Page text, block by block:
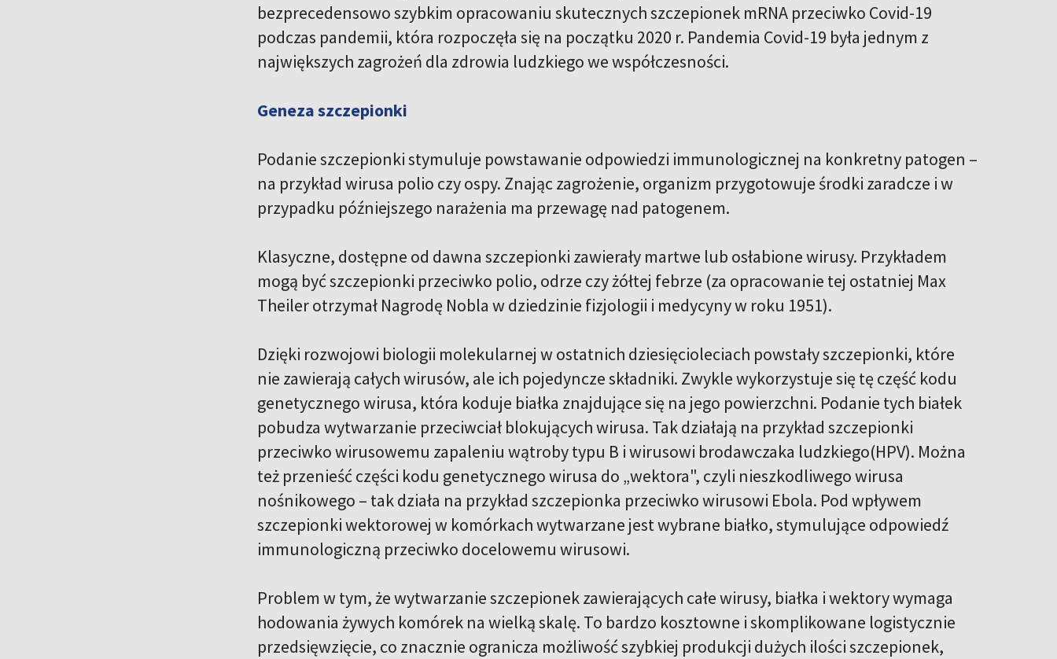
bezprecedensowo szybkim opracowaniu skutecznych szczepionek mRNA przeciwko Covid-19
podczas pandemii, która rozpoczęła się na początku 2020 r. Pandemia Covid-19 była jednym z
największych zagrożeń dla zdrowia ludzkiego we współczesności.
Geneza szczepionki
Podanie szczepionki stymuluje powstawanie odpowiedzi immunologicznej na konkretny patogen –
na przykład wirusa polio czy ospy. Znając zagrożenie, organizm przygotowuje środki zaradcze i w
przypadku późniejszego narażenia ma przewagę nad patogenem.
Klasyczne, dostępne od dawna szczepionki zawierały martwe lub osłabione wirusy. Przykładem
mogą być szczepionki przeciwko polio, odrze czy żółtej febrze (za opracowanie tej ostatniej Max
Theiler otrzymał Nagrodę Nobla w dziedzinie fizjologii i medycyny w roku 1951).
Dzięki rozwojowi biologii molekularnej w ostatnich dziesięcioleciach powstały szczepionki, które
nie zawierają całych wirusów, ale ich pojedyncze składniki. Zwykle wykorzystuje się tę część kodu
genetycznego wirusa, która koduje białka znajdujące się na jego powierzchni. Podanie tych białek
pobudza wytwarzanie przeciwciał blokujących wirusa. Tak działają na przykład szczepionki
przeciwko wirusowemu zapaleniu wątroby typu B i wirusowi brodawczaka ludzkiego(HPV). Można
też przenieść części kodu genetycznego wirusa do „wektora", czyli nieszkodliwego wirusa
nośnikowego – tak działa na przykład szczepionka przeciwko wirusowi Ebola. Pod wpływem
szczepionki wektorowej w komórkach wytwarzane jest wybrane białko, stymulujące odpowiedź
immunologiczną przeciwko docelowemu wirusowi.
Problem w tym, że wytwarzanie szczepionek zawierających całe wirusy, białka i wektory wymaga
hodowania żywych komórek na wielką skalę. To bardzo kosztowne i skomplikowane logistycznie
przedsięwzięcie, co znacznie ogranicza możliwość szybkiej produkcji dużych ilości szczepionek,